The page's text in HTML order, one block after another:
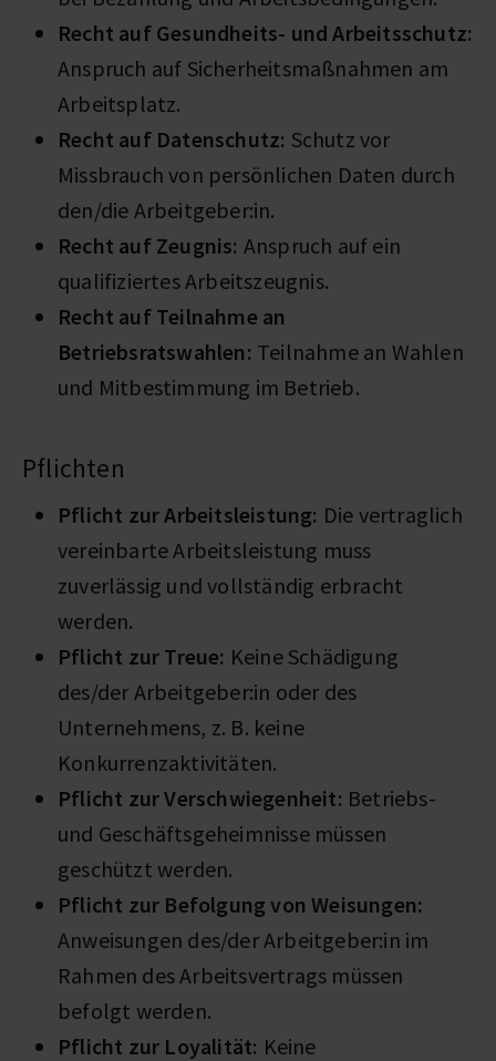
Recht auf Gesundheits- und Arbeitsschutz:
Anspruch auf Sicherheitsmaßnahmen am
Arbeitsplatz.
Recht auf Datenschutz: Schutz vor
Missbrauch von persönlichen Daten durch
den/die Arbeitgeber:in.
Recht auf Zeugnis: Anspruch auf ein
qualifiziertes Arbeitszeugnis.
Recht auf Teilnahme an
Betriebsratswahlen: Teilnahme an Wahlen
und Mitbestimmung im Betrieb.
Pflichten
Pflicht zur Arbeitsleistung: Die vertraglich
vereinbarte Arbeitsleistung muss
zuverlässig und vollständig erbracht
werden.
Pflicht zur Treue: Keine Schädigung
des/der Arbeitgeber:in oder des
Unternehmens, z. B. keine
Konkurrenzaktivitäten.
Pflicht zur Verschwiegenheit: Betriebs-
und Geschäftsgeheimnisse müssen
geschützt werden.
Pflicht zur Befolgung von Weisungen:
Anweisungen des/der Arbeitgeber:in im
Rahmen des Arbeitsvertrags müssen
befolgt werden.
Pflicht zur Loyalität: Keine